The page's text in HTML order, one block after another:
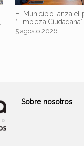
El Municipio lanza el
“Limpieza Ciudadana”
5 agosto 2026
Sobre nosotros